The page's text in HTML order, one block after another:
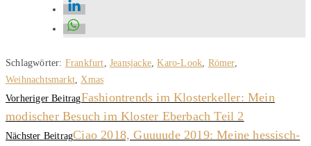
Schlagwörter: Frankfurt, Jeansjacke, Karo-Look, Römer,
Weihnachtsmarkt, Xmas
Vorheriger BeitragFashiontrends im Klosterkeller: Mein
modischer Besuch im Kloster Eberbach Teil 2
Nächster BeitragCiao 2018, Guuuude 2019: Meine hessisch-